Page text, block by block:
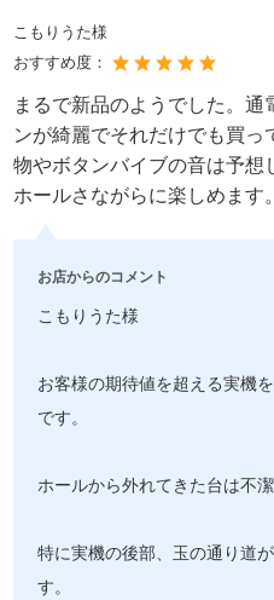
こもりうた様
おすすめ度：
まるで新品のようでした。通
ンが綺麗でそれだけでも買
物やボタンバイブの音は予想
ホールさながらに楽しめます。
お店からのコメント
こもりうた様
お客様の期待値を超える実機
です。
ホールから外れてきた台は不潔
特に実機の後部、玉の通り道
す。